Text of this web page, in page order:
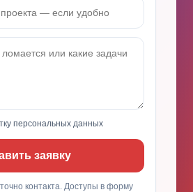
персональных данных
заявку
контакта. Доступы в форму